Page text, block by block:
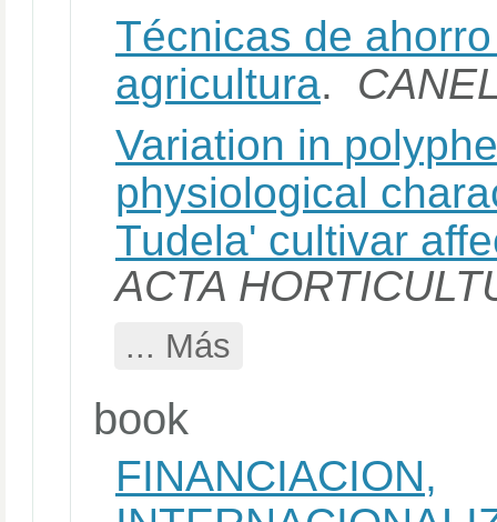
Técnicas de
agricultura.
Variation in
physiological
Tudela' cultivar
ACTA
... Más
book
FINANCIACION,